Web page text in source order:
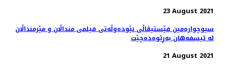
23 August 2021
سیوچوارەمین فێستیڤاڵی نێودەوڵەتی فیلمی منداڵان و مێرمنداڵان
لە ئیسفەهان بەڕێوەدەچێت
21 August 2021